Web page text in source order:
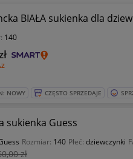
BIAŁA sukienka dla
140
NOWY CZĘSTO SPRZEDAJE
sukienka Guess
Rozmiar: 140 Płeć: dziewczynki
,00 zł